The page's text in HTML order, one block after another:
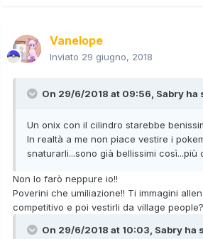
Vanelope
Inviato 29 giugno, 2018
On 29/6/2018 at 09:56, Sabry ha
Un onix con il cilindro starebbe
In realtà a me non piace vestire i
snaturarli...sono già bellissimi così...più
Non lo farò neppure io!!
Poverini che umiliazione!! Ti immagini
competitivo e poi vestirli da village
On 29/6/2018 at 10:03, Sabry ha